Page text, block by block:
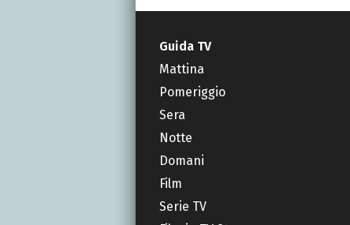
Guida TV
Mattina
Pomeriggio
Sera
Notte
Domani
Film
Serie TV